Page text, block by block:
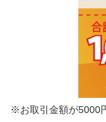
※お取引金額が5000